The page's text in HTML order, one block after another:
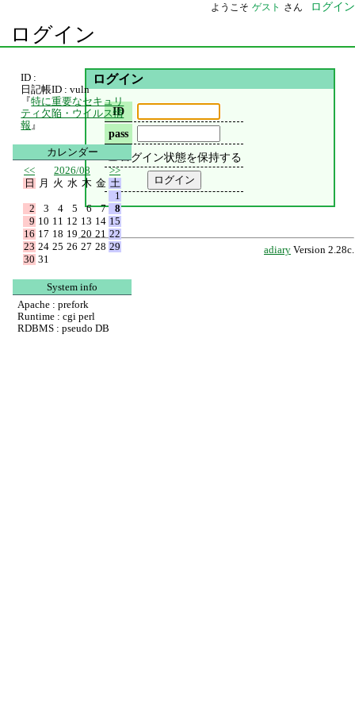
ようこそ ゲスト さん ログイン
ログイン
ログイン
ID
pass
ログイン状態を保持する
adiary Version 2.28c.
ID :
日記帳ID : vuln
『特に重要なセキュリ
ティ欠陥・ウイルス情
報 』
カレンダー
<<
2026/08
>>
日
月 火 水 木 金 土
1
2
3 4 5 6 7
8
9 10 11 12 13 14 15
16 17 18 19 20 21 22
23 24 25 26 27 28 29
30 31
System info
Apache : prefork
Runtime : cgi perl
RDBMS : pseudo DB